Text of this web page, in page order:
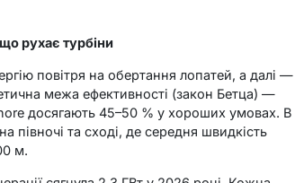
рухає турбіни
повітря на обертання лопатей, а далі —
межа ефективності (закон Бетца) —
досягають 45–50 % у хороших умовах. В
півночі та сході, де середня швидкість
м.